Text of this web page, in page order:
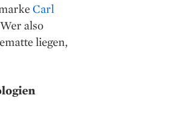
Carl
also
­liegen,